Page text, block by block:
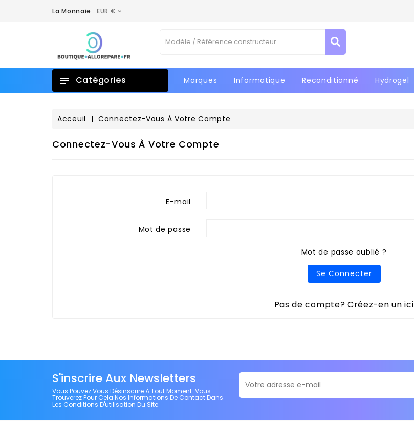
La Monnaie : EUR €
Catégories Marques Informatique Reconditionné Hydrogel
Acceuil Connectez-Vous À Votre Compte
Connectez-Vous À Votre Compte
E-mail
Mot de passe
Mot de passe oublié ?
Se Connecter
Pas de compte? Créez-en un ici
S'inscrire Aux Newsletters
Vous Pouvez Vous Désinscrire À Tout Moment. Vous
Trouverez Pour Cela Nos Informations De Contact Dans
Les Conditions D'utilisation Du Site.